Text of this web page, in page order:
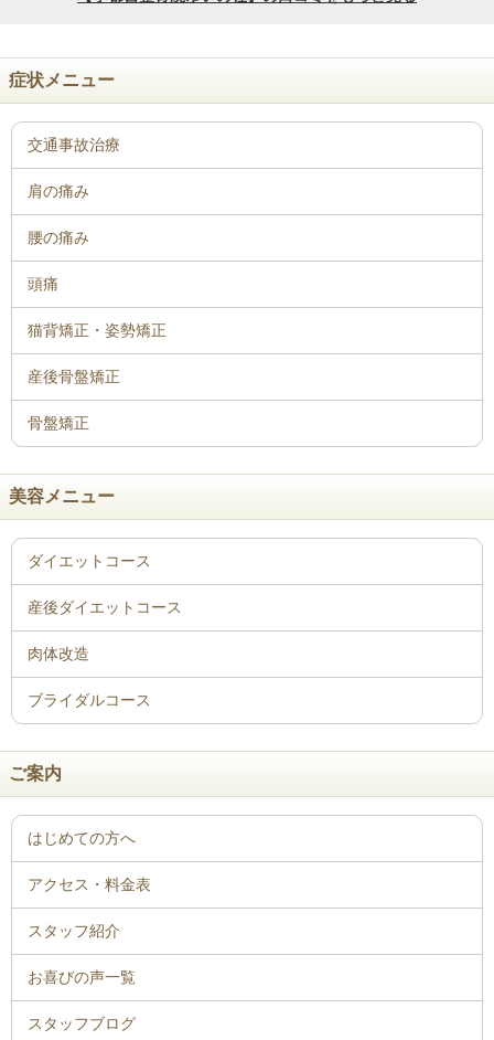
症状メニュー
骨盤矯正
美容メニュー
ご案内
はじめての方へ
アクセス・料金表
スタッフ紹介
お喜びの声一覧
スタッフブログ